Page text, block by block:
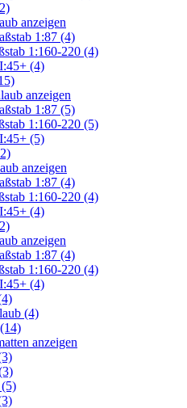
anzeigen
1:87 (4)
1:160-220 (4)
(4)
anzeigen
1:87 (5)
1:160-220 (5)
(5)
anzeigen
1:87 (4)
1:160-220 (4)
(4)
anzeigen
1:87 (4)
1:160-220 (4)
(4)
(4)
anzeigen